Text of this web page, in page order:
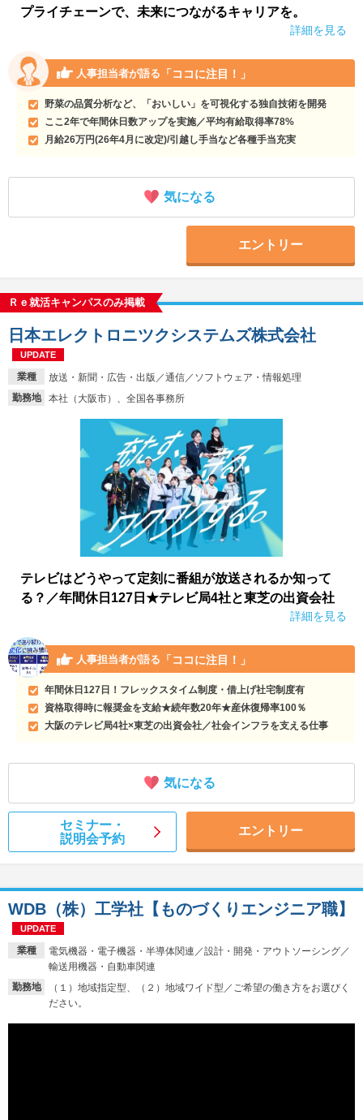
プライチェーンで、未来につながるキャリアを。
詳細を見る
人事担当者が語る 「ココに注目！」
野菜の品質分析など、「おいしい」を可視化する独自技術を開発
ここ2年で年間休日数アップを実施／平均有給取得率78%
月給26万円(26年4月に改定)/引越し手当など各種手当充実
気になる
エントリー
Ｒｅ就活キャンパスのみ掲載
業種
放送・新聞・広告・出版／通信／ソフトウェア・情報処理
勤務地
本社（大阪市）、全国各事務所
日本エレクトロニツクシステムズ株式会社
UPDATE
テレビはどうやって定刻に番組が放送されるか知って
る？／年間休日127日★テレビ局4社と東芝の出資会社
詳細を見る
人事担当者が語る 「ココに注目！」
年間休日127日！フレックスタイム制度・借上げ社宅制度有
資格取得時に報奨金を支給★続年数20年★産休復帰率100％
大阪のテレビ局4社×東芝の出資会社／社会インフラを支える仕事
気になる
セミナー・
説明会予約
エントリー
業種
電気機器・電子機器・半導体関連／設計・開発・アウトソーシング／
輸送用機器・自動車関連
勤務地
（１）地域指定型、（２）地域ワイド型／ご希望の働き方をお選びく
ださい。
WDB（株）工学社【ものづくりエンジニア職】
UPDATE